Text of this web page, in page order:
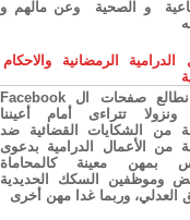
و الصحية وعن مآلهم و
الدرامية الرمضانية والاحكام
ونحن نطالع صفحات ال Facebook
تتراءى أمام أعيننا
من الشكايات القضائية ضد
من الأعمال الدرامية بدعوى
بمهن معينة كالمحاماة
وموظفين السكك الحديدية
العدلي، وربما غدا مهن أخرى